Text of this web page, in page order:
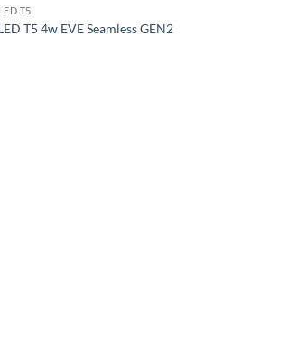
T5
T5 4w EVE Seamless GEN2